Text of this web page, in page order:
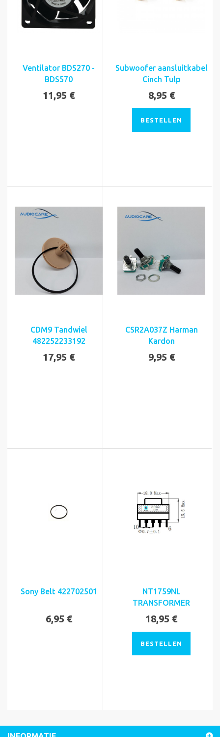
Ventilator BDS270 -
BDS570
11,95 €
Subwoofer aansluitkabel
Cinch Tulp
8,95 €
BESTELLEN
CDM9 Tandwiel
482252233192
17,95 €
CSR2A037Z Harman
Kardon
9,95 €
Sony Belt 422702501
6,95 €
NT1759NL
TRANSFORMER
18,95 €
BESTELLEN